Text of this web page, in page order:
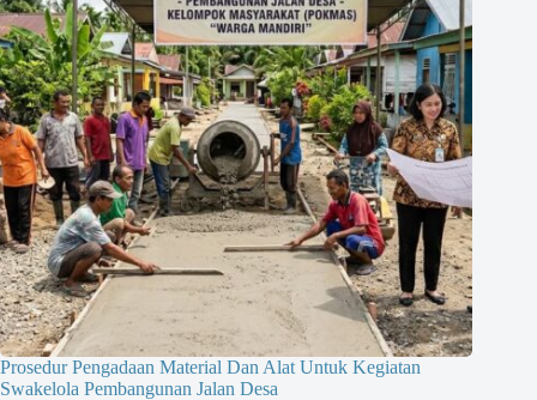
Prosedur Pengadaan Material Dan Alat Untuk Kegiatan
Swakelola Pembangunan Jalan Desa